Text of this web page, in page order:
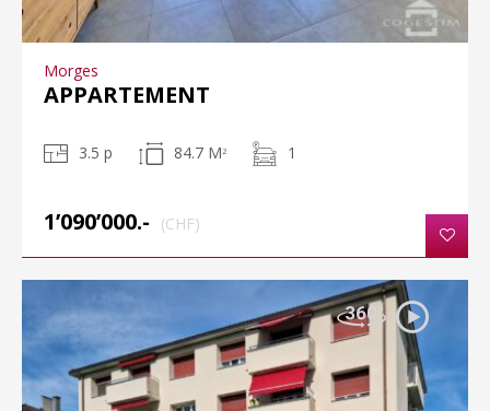
Morges
APPARTEMENT
3.5 p 84.7 M 2 1
1’090’000.- (CHF)